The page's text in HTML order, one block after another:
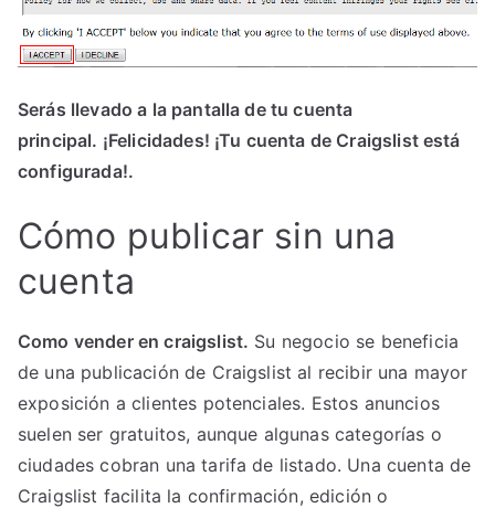
Serás llevado a la pantalla de tu cuenta
principal. ¡Felicidades! ¡Tu cuenta de Craigslist está
configurada!.
Cómo publicar sin una
cuenta
Como vender en craigslist. Su negocio se beneficia
de una publicación de Craigslist al recibir una mayor
exposición a clientes potenciales. Estos anuncios
suelen ser gratuitos, aunque algunas categorías o
ciudades cobran una tarifa de listado. Una cuenta de
Craigslist facilita la confirmación, edición o